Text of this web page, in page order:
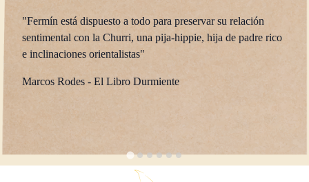
padre rico
"La mejor novela de humor que he leído en mi